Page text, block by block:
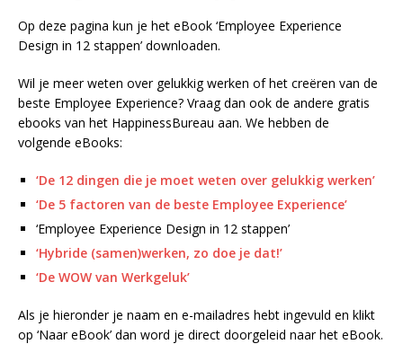
Op deze pagina kun je het eBook ‘Employee Experience
Design in 12 stappen’ downloaden.
Wil je meer weten over gelukkig werken of het creëren van de
beste Employee Experience? Vraag dan ook de andere gratis
ebooks van het HappinessBureau aan. We hebben de
volgende eBooks:
‘De 12 dingen die je moet weten over gelukkig werken’
‘De 5 factoren van de beste Employee Experience’
‘Employee Experience Design in 12 stappen’
‘Hybride (samen)werken, zo doe je dat!’
‘De WOW van Werkgeluk’
Als je hieronder je naam en e-mailadres hebt ingevuld en klikt
op ‘Naar eBook’ dan word je direct doorgeleid naar het eBook.